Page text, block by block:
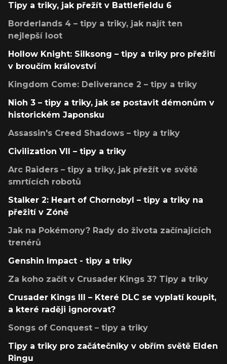
Tipy a triky, jak přežít v Battlefieldu 6
Borderlands 4 – tipy a triky, jak najít ten
nejlepší loot
Hollow Knight: Silksong – tipy a triky pro přežití
v broučím království
Kingdom Come: Deliverance 2 – tipy a triky
Nioh 3 – tipy a triky, jak se postavit démonům v
historickém Japonsku
Assassin's Creed Shadows – tipy a triky
Civilization VII – tipy a triky
Arc Raiders – tipy a triky, jak přežít ve světě
smrtících robotů
Stalker 2: Heart of Chornobyl – tipy a triky na
přežití v Zóně
Jak na Pokémony? Rady do života začínajících
trenérů
Genshin Impact - tipy a triky
Za koho začít v Crusader Kings 3? Tipy a triky
Crusader Kings III – Které DLC se vyplatí koupit,
a které raději ignorovat?
Songs of Conquest – tipy a triky
Tipy a triky pro začátečníky v obřím světě Elden
Ringu